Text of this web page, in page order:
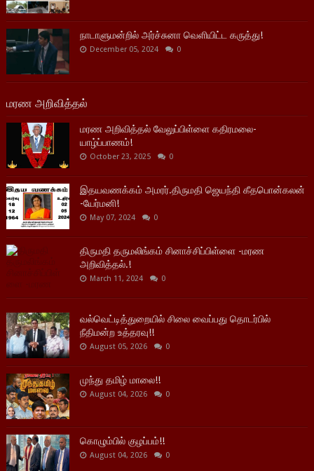
நாடாளுமன்றில் அர்ச்சுனா வெளியிட்ட கருத்து!
December 05, 2024 0
மரண அறிவித்தல்
மரண அறிவித்தல் வேலுப்பிள்ளை கதிரமலை-
யாழ்ப்பாணம்!
October 23, 2025 0
இதயவணக்கம் அமரர்.திருமதி ஜெயந்தி கீதபொன்கலன்
-யேர்மனி!
May 07, 2024 0
திருமதி தருமலிங்கம் சினாச்சிப்பிள்ளை -மரண
அறிவித்தல்.!
March 11, 2024 0
வல்வெட்டித்துறையில் சிலை வைப்பது தொடர்பில்
நீதிமன்ற உத்தரவு!!
August 05, 2026 0
முந்து தமிழ் மாலை!!
August 04, 2026 0
கொழும்பில் குழப்பம்!!
August 04, 2026 0